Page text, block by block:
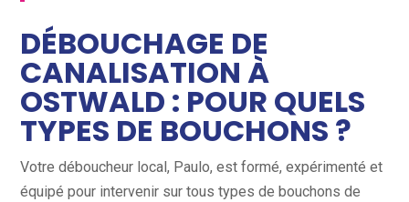
DÉBOUCHAGE DE
CANALISATION À
OSTWALD : POUR QUELS
TYPES DE BOUCHONS ?
Votre déboucheur local, Paulo, est formé, expérimenté et
équipé pour intervenir sur tous types de bouchons de